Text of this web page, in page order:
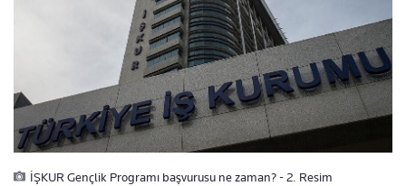
İŞKUR Gençlik Programı başvurusu ne zaman? - 2. Resim